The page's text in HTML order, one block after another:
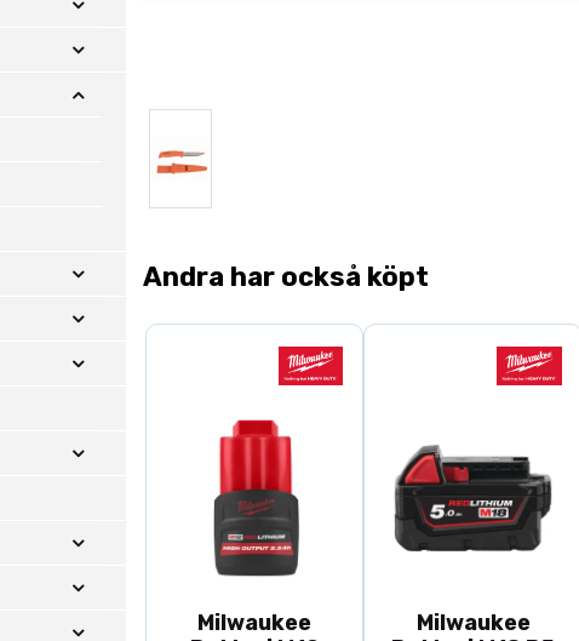
Andra har också köpt
Milwaukee
Milwaukee